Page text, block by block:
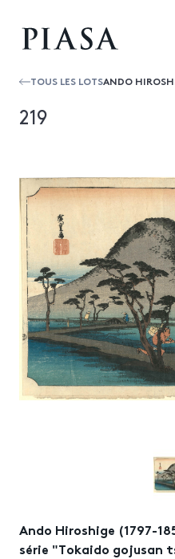
TOUS LES LOTS
219
Ando Hiroshige (1797-
série "Tokaido gojusan